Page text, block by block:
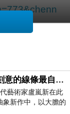
&chenn
混羊毛
當代藝術家盧嵐新：不刻意的線條最自由，讓色彩流動、筆觸自己說話
藝術家盧嵐新在此
象新作中，以大膽的
印與流淌